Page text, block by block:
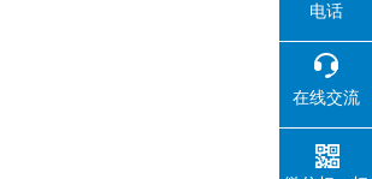
电话
在线交流